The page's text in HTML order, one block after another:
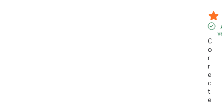
C
o
r
r
e
c
t
e